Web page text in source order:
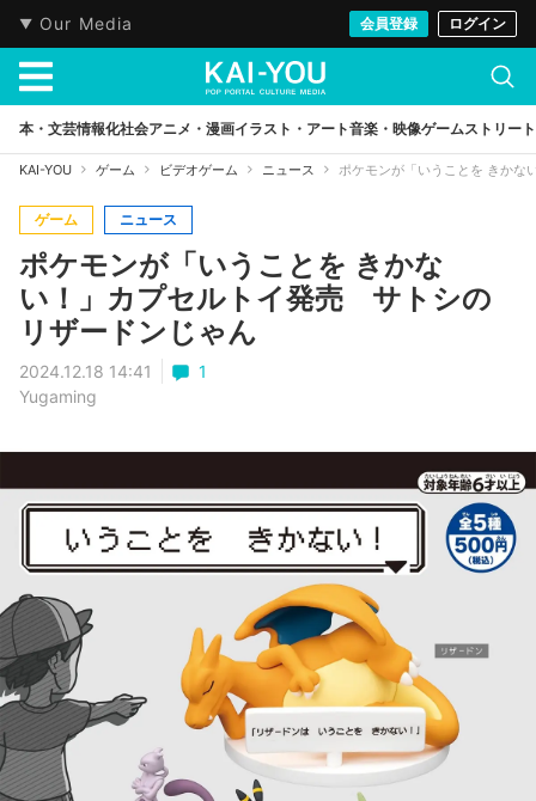
Our Media 会員登録 ログイン
本・文芸情報化社会アニメ・漫画イラスト・アート音楽・映像ゲームストリート
KAI-YOU ゲーム ビデオゲーム ニュース ポケモンが「いうことを きか
ゲーム ニュース
ポケモンが「いうことを きかな
い！」カプセルトイ発売 サトシの
リザードンじゃん
2024.12.18 14:41
1
Yugaming